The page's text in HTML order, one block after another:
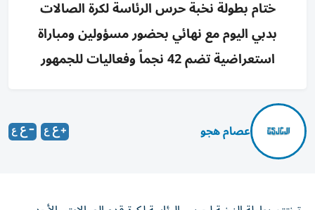
ختام بطولة نخبة حرس الرئاسة لكرة الصالات
بدبي اليوم مع نهائي بحضور مسؤولين ومباراة
استعراضية تضم 42 نجماً وفعاليات للجمهور
عصام هجو